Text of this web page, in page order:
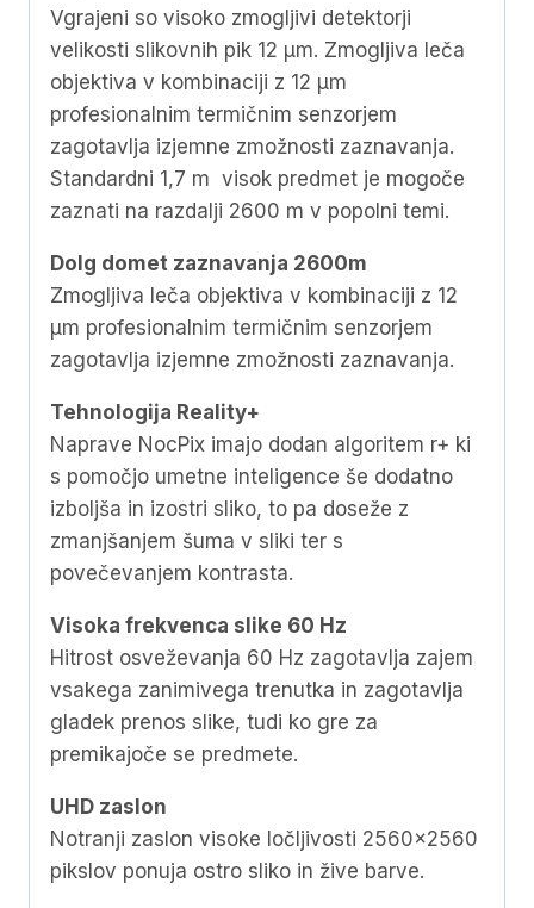
Vgrajeni so visoko zmogljivi detektorji
velikosti slikovnih pik 12 μm. Zmogljiva leča
objektiva v kombinaciji z 12 µm
profesionalnim termičnim senzorjem
zagotavlja izjemne zmožnosti zaznavanja.
Standardni 1,7 m visok predmet je mogoče
zaznati na razdalji 2600 m v popolni temi.
Dolg domet zaznavanja 2600m
Zmogljiva leča objektiva v kombinaciji z 12
μm profesionalnim termičnim senzorjem
zagotavlja izjemne zmožnosti zaznavanja.
Tehnologija Reality+
Naprave NocPix imajo dodan algoritem r+ ki
s pomočjo umetne inteligence še dodatno
izboljša in izostri sliko, to pa doseže z
zmanjšanjem šuma v sliki ter s
povečevanjem kontrasta.
Visoka frekvenca slike 60 Hz
Hitrost osveževanja 60 Hz zagotavlja zajem
vsakega zanimivega trenutka in zagotavlja
gladek prenos slike, tudi ko gre za
premikajoče se predmete.
UHD zaslon
Notranji zaslon visoke ločljivosti 2560×2560
pikslov ponuja ostro sliko in žive barve.